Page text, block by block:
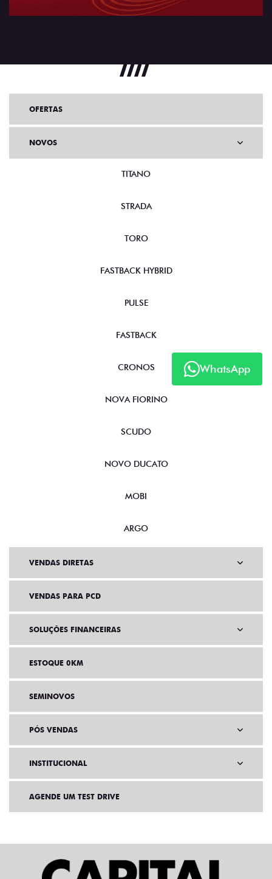
WhatsApp
OFERTAS
NOVOS
TITANO
STRADA
TORO
FASTBACK HYBRID
PULSE
FASTBACK
CRONOS
NOVA FIORINO
SCUDO
NOVO DUCATO
MOBI
ARGO
VENDAS DIRETAS
VENDAS PARA PCD
SOLUÇÕES FINANCEIRAS
ESTOQUE 0KM
SEMINOVOS
PÓS VENDAS
INSTITUCIONAL
AGENDE UM TEST DRIVE